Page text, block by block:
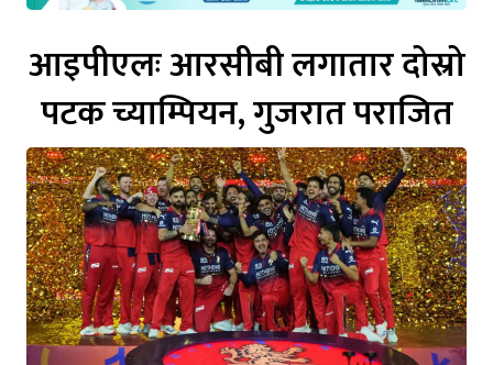
आइपीएलः आरसीबी लगातार दोस्रो
पटक च्याम्पियन, गुजरात पराजित